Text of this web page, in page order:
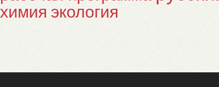
химия экология